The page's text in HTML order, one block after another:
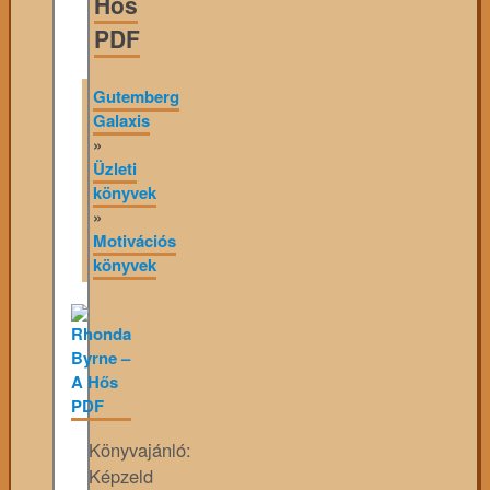
PDF
Gutemberg
Galaxis
»
Üzleti
könyvek
»
Motivációs
könyvek
Könyvajánló:
Képzeld